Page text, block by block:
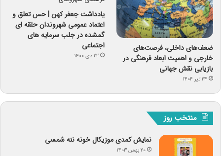
ضعف‌های داخلی، فرصت‌های
خارجی و اهمیت ابعاد فرهنگی در
بازیابی نقش جهانی
۲۴ تیر ۱۴۰۴
یادداشت جعفر کهن | حس تعلق و
اعتماد عمومی شهروندان حلقه ای
گمشده در جلب سرمایه های
اجتماعی
۲۲ دی ۱۴۰۰
منتخب روز
نمایش کمدی موزیکال خونه ننه شمسی
۲۰ بهمن ۱۴۰۳